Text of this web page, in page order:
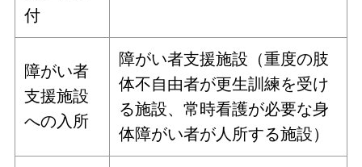
付
障がい者
支援施設
への入所
障がい者支援施設（重度の肢
体不自由者が更生訓練を受け
る施設、常時看護が必要な身
体障がい者が人所する施設）